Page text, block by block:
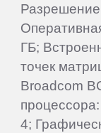
ГБ;
точек
Broadcom
4;